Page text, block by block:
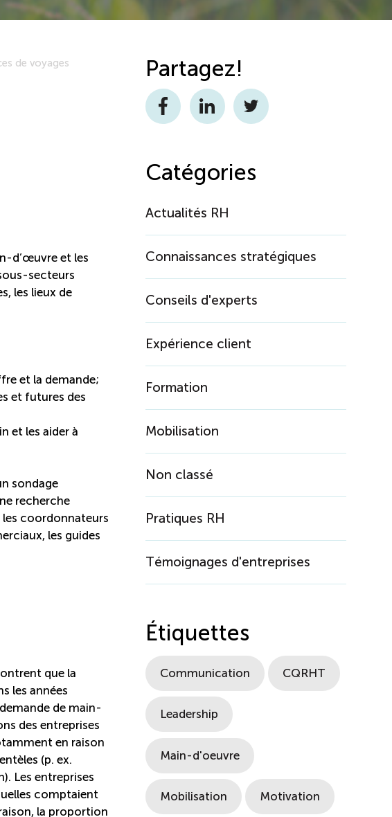
de voyages
d’œuvre et les
secteurs
les lieux de
et la demande;
et futures des
et les aider à
sondage
recherche
coordonnateurs
les guides
que la
les années
de main-
des entreprises
en raison
(p. ex.
Les entreprises
comptaient
la proportion
Partagez!
FacebookLinkedInTwitter
Catégories
Actualités RH
Connaissances stratégiques
Conseils d'experts
Expérience client
Formation
Mobilisation
Non classé
Pratiques RH
Témoignages d'entreprises
Étiquettes
Communication CQRHT
Leadership
Main-d'oeuvre
Mobilisation Motivation